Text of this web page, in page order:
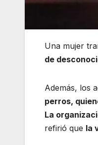
Una mujer
de
Además, los
perros,
La
refirió que la